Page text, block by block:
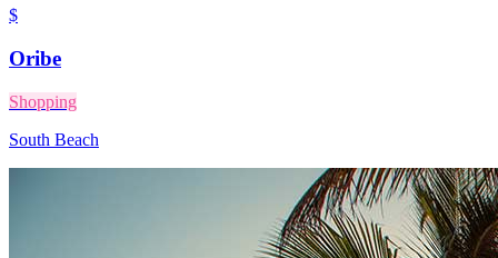
$
Oribe
Shopping
South Beach